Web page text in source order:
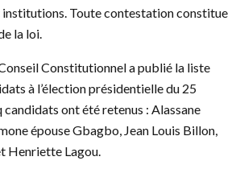
institutions. Toute contestation constitue
la loi.
Constitutionnel a publié la liste
à l’élection présidentielle du 25
ont été retenus : Alassane
épouse Gbagbo, Jean Louis Billon,
Henriette Lagou.